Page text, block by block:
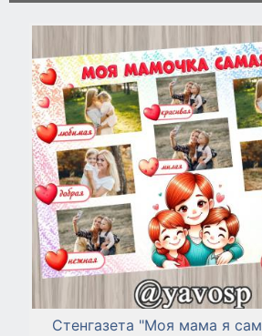
Стенгазета "Моя мама я